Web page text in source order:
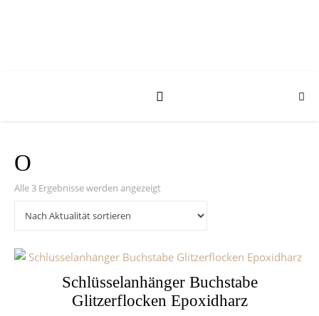
O
Alle 3 Ergebnisse werden angezeigt
Schlüsselanhänger Buchstabe
Glitzerflocken Epoxidharz